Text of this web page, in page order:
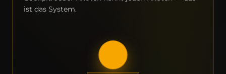
ist das System.